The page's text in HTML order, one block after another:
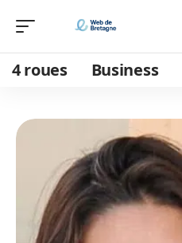
4 roues Business